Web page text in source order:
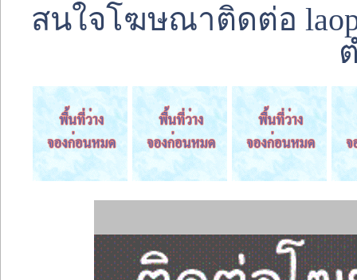
สนใจโฆษณาติดต่อ